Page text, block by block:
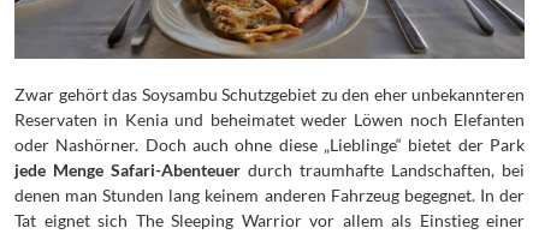
Zwar gehört das Soysambu Schutzgebiet zu den eher unbekannteren
Reservaten in Kenia und beheimatet weder Löwen noch Elefanten
oder Nashörner. Doch auch ohne diese „Lieblinge“ bietet der Park
jede Menge Safari-Abenteuer durch traumhafte Landschaften, bei
denen man Stunden lang keinem anderen Fahrzeug begegnet. In der
Tat eignet sich The Sleeping Warrior vor allem als Einstieg einer